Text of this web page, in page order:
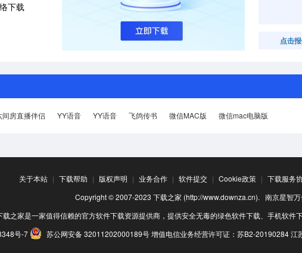
下载
点击
间房直播伴侣 YY语音 YY语音 飞鸽传书 微信MAC版 微信mac电脑版
关于本站 | 下载帮助 | 版权声明 | 业务合作 | 软件提交 | Cookie政策 | 下载服务
Copyright © 2007-2023 下载之家 (http://www.downza.cn). 南京星智
载之家是一家值得信赖的官方软件下载资源提供商，提供安全无毒的绿色软件下载、手机软件
号-7
苏公网安备 32011202000189号增值电信业务经营许可证：苏B2-20190284江